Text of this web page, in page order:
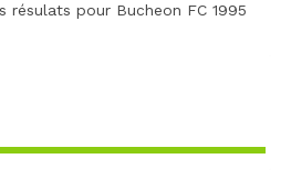
résulats pour Bucheon FC 1995